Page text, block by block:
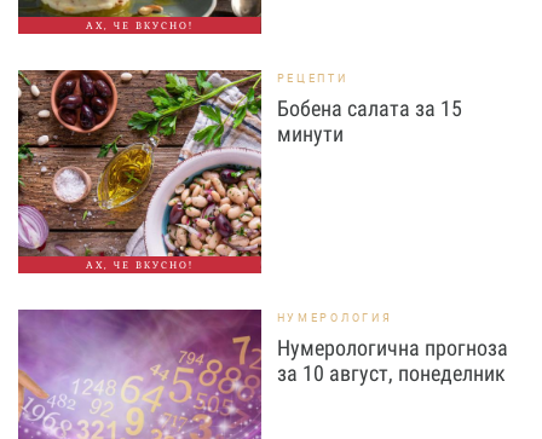
АХ, ЧЕ ВКУСНО!
АХ, ЧЕ ВКУСНО!
РЕЦЕПТИ
Бобена салата за 15
минути
НУМЕРОЛОГИЯ
Нумерологична прогноза
за 10 август, понеделник